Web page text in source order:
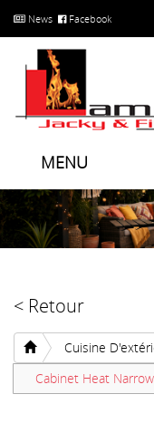
News Facebook
MENU
< Retour
Cuisine
Cabinet Heat